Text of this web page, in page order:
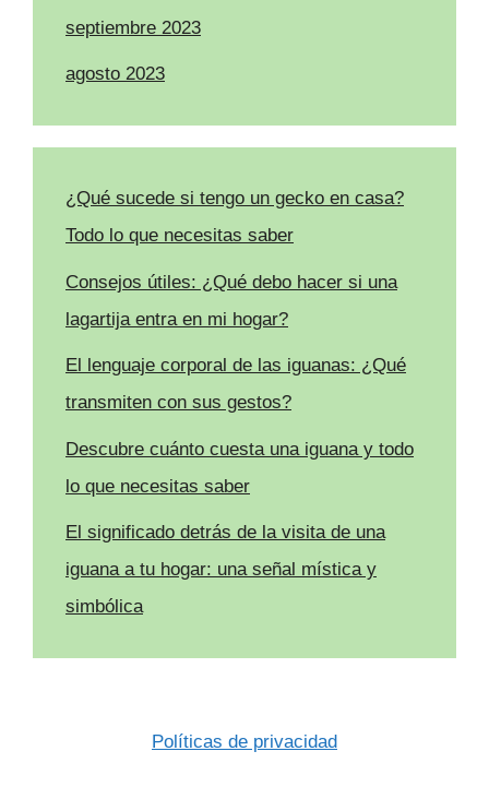
septiembre 2023
agosto 2023
¿Qué sucede si tengo un gecko en casa?
Todo lo que necesitas saber
Consejos útiles: ¿Qué debo hacer si una
lagartija entra en mi hogar?
El lenguaje corporal de las iguanas: ¿Qué
transmiten con sus gestos?
Descubre cuánto cuesta una iguana y todo
lo que necesitas saber
El significado detrás de la visita de una
iguana a tu hogar: una señal mística y
simbólica
Políticas de privacidad